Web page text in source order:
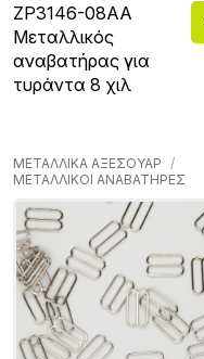
ZP3146-08AA
Μεταλλικός
αναβατήρας για
τυράντα 8 χιλ
ΜΕΤΑΛΛΙΚΑ ΑΞΕΣΟΥΑΡ
ΜΕΤΑΛΛΙΚΟΙ ΑΝΑΒΑΤΗΡΕΣ